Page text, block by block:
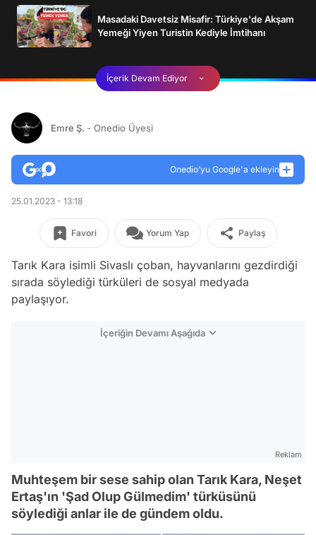
Masadaki Davetsiz Misafir: Türkiye'de Akşam
Yemeği Yiyen Turistin Kediyle İmtihanı
İçerik Devam Ediyor
Emre Ş. - Onedio Üyesi
Onedio’yu Google'a ekleyin
25.01.2023 - 13:18
Favori Yorum Yap Paylaş
Tarık Kara isimli Sivaslı çoban, hayvanlarını gezdirdiği
sırada söylediği türküleri de sosyal medyada
paylaşıyor.
İçeriğin Devamı Aşağıda
Reklam
Muhteşem bir sese sahip olan Tarık Kara, Neşet
Ertaş'ın 'Şad Olup Gülmedim' türküsünü
söylediği anlar ile de gündem oldu.